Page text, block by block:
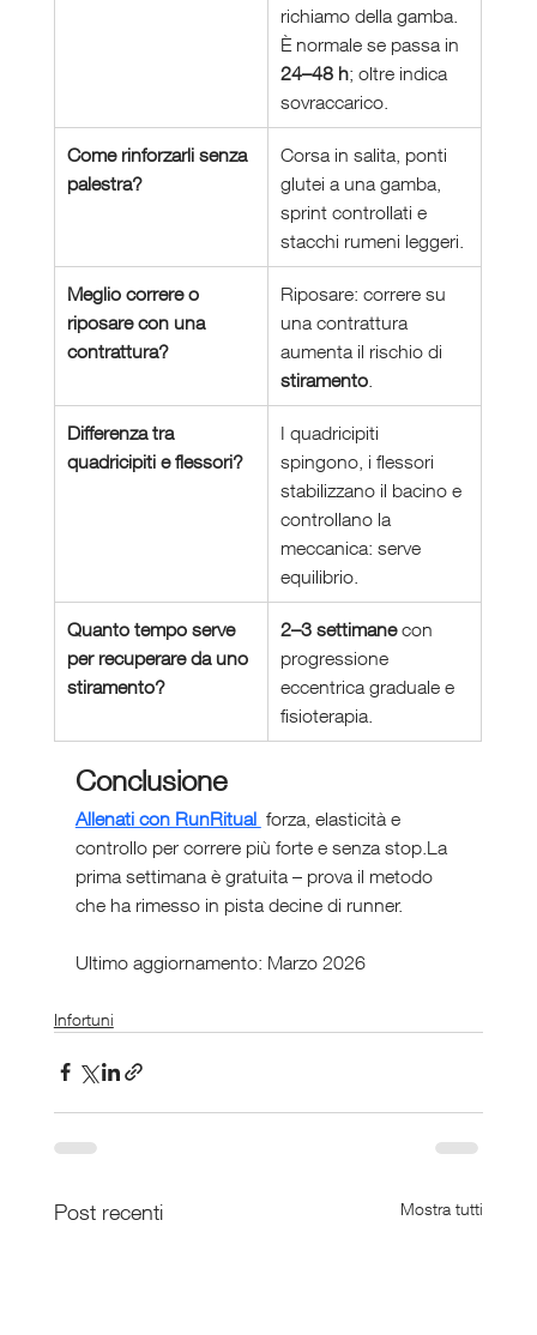
richiamo della gamba.
È normale se passa in
24–48 h; oltre indica
sovraccarico.
Come rinforzarli senza
palestra?
Corsa in salita, ponti
glutei a una gamba,
sprint controllati e
stacchi rumeni leggeri.
Meglio correre o
riposare con una
contrattura?
Riposare: correre su
una contrattura
aumenta il rischio di
stiramento.
Differenza tra
quadricipiti e flessori?
I quadricipiti
spingono, i flessori
stabilizzano il bacino e
controllano la
meccanica: serve
equilibrio.
Quanto tempo serve
per recuperare da uno
stiramento?
2–3 settimane con
progressione
eccentrica graduale e
fisioterapia.
Conclusione
Allenati con RunRitual forza, elasticità e
controllo per correre più forte e senza stop.La
prima settimana è gratuita – prova il metodo
che ha rimesso in pista decine di runner.
Ultimo aggiornamento: Marzo 2026
Infortuni
Post recenti Mostra tutti